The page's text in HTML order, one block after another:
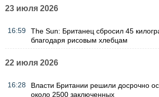
23 июля 2026
16:59
The Sun: Британец сбросил 45
благодаря рисовым хлебцам
22 июля 2026
16:28
Власти Британии решили досрочно
около 2500 заключенных